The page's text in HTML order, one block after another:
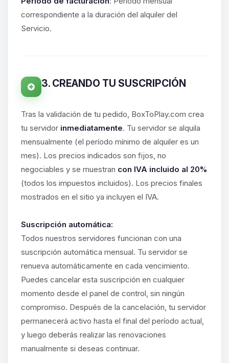
correspondiente a la duración del alquiler del
Servicio.
3. CREANDO TU SUSCRIPCIÓN
Tras la validación de tu pedido, BoxToPlay.com crea
tu servidor inmediatamente. Tu servidor se alquila
mensualmente (el período mínimo de alquiler es un
mes). Los precios indicados son fijos, no
negociables y se muestran con IVA incluido al 20%
(todos los impuestos incluidos). Los precios finales
mostrados en el sitio ya incluyen el IVA.
Suscripción automática:
Todos nuestros servidores funcionan con una
suscripción automática mensual. Tu servidor se
renueva automáticamente en cada vencimiento.
Puedes cancelar esta suscripción en cualquier
momento desde el panel de control, sin ningún
compromiso. Después de la cancelación, tu servidor
permanecerá activo hasta el final del período actual,
y luego deberás realizar las renovaciones
manualmente si deseas continuar.
asistente de BoxToPlay. Cuentame